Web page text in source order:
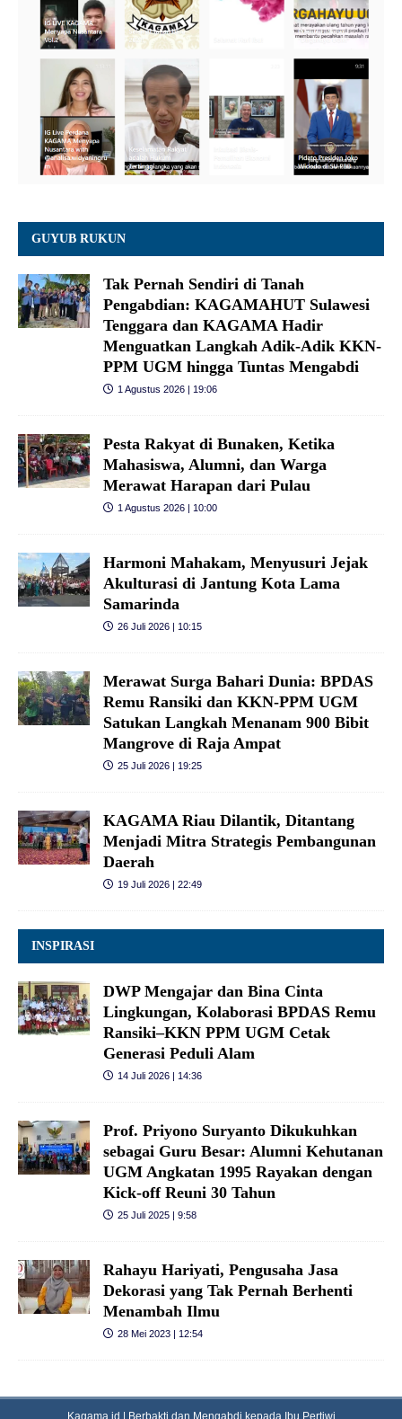
GUYUB RUKUN
Tak Pernah Sendiri di Tanah
Pengabdian: KAGAMAHUT Sulawesi
Tenggara dan KAGAMA Hadir
Menguatkan Langkah Adik-Adik KKN-
PPM UGM hingga Tuntas Mengabdi
1 Agustus 2026 | 19:06
Pesta Rakyat di Bunaken, Ketika
Mahasiswa, Alumni, dan Warga
Merawat Harapan dari Pulau
1 Agustus 2026 | 10:00
Harmoni Mahakam, Menyusuri Jejak
Akulturasi di Jantung Kota Lama
Samarinda
26 Juli 2026 | 10:15
Merawat Surga Bahari Dunia: BPDAS
Remu Ransiki dan KKN-PPM UGM
Satukan Langkah Menanam 900 Bibit
Mangrove di Raja Ampat
25 Juli 2026 | 19:25
KAGAMA Riau Dilantik, Ditantang
Menjadi Mitra Strategis Pembangunan
Daerah
19 Juli 2026 | 22:49
INSPIRASI
DWP Mengajar dan Bina Cinta
Lingkungan, Kolaborasi BPDAS Remu
Ransiki–KKN PPM UGM Cetak
Generasi Peduli Alam
14 Juli 2026 | 14:36
Prof. Priyono Suryanto Dikukuhkan
sebagai Guru Besar: Alumni Kehutanan
UGM Angkatan 1995 Rayakan dengan
Kick-off Reuni 30 Tahun
25 Juli 2025 | 9:58
Rahayu Hariyati, Pengusaha Jasa
Dekorasi yang Tak Pernah Berhenti
Menambah Ilmu
28 Mei 2023 | 12:54
Kagama.id | Berbakti dan Mengabdi kepada Ibu Pertiwi